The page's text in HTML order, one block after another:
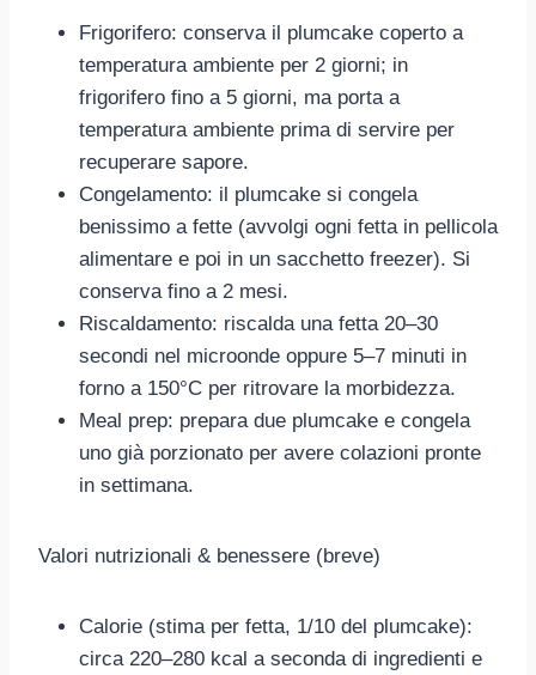
Frigorifero: conserva il plumcake coperto a
temperatura ambiente per 2 giorni; in
frigorifero fino a 5 giorni, ma porta a
temperatura ambiente prima di servire per
recuperare sapore.
Congelamento: il plumcake si congela
benissimo a fette (avvolgi ogni fetta in pellicola
alimentare e poi in un sacchetto freezer). Si
conserva fino a 2 mesi.
Riscaldamento: riscalda una fetta 20–30
secondi nel microonde oppure 5–7 minuti in
forno a 150°C per ritrovare la morbidezza.
Meal prep: prepara due plumcake e congela
uno già porzionato per avere colazioni pronte
in settimana.
Valori nutrizionali & benessere (breve)
Calorie (stima per fetta, 1/10 del plumcake):
circa 220–280 kcal a seconda di ingredienti e